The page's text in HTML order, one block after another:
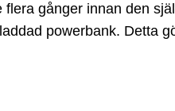
gånger innan den
powerbank. Detta